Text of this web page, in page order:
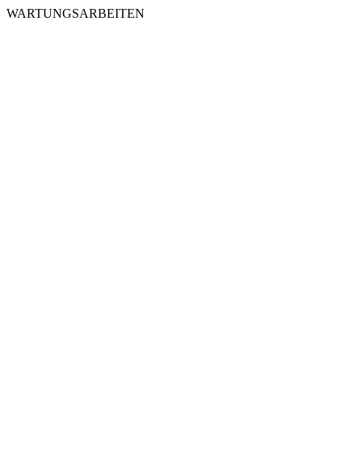
WARTUNGSARBEITEN